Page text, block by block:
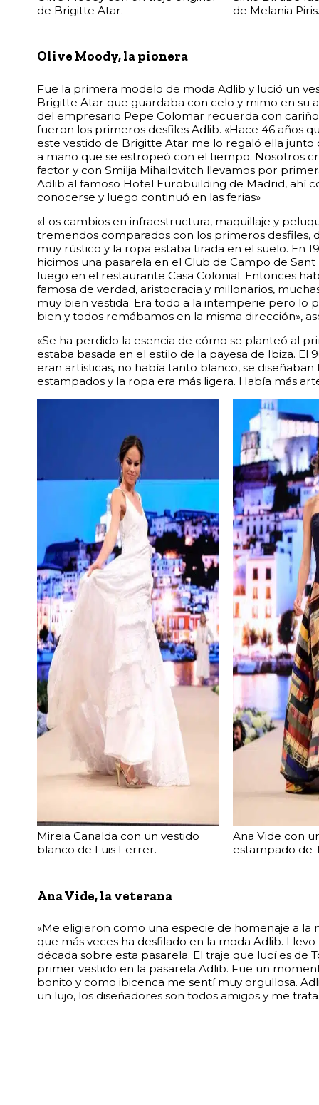
de Brigitte Atar.
de Melania
Olive Moody, la pionera
Fue la primera modelo de moda Adlib y lució un
Brigitte Atar que guardaba con celo y mimo en su
del empresario Pepe Colomar recuerda con
fueron los primeros desfiles Adlib. «Hace 46 años
este vestido de Brigitte Atar me lo regaló ella
a mano que se estropeó con el tiempo. Nosotros
factor y con Smilja Mihailovitch llevamos por
Adlib al famoso Hotel Eurobuilding de Madrid, ahí
conocerse y luego continuó en las ferias»
«Los cambios en infraestructura, maquillaje y
tremendos comparados con los primeros desfiles,
muy rústico y la ropa estaba tirada en el suelo. En
hicimos una pasarela en el Club de Campo de Sant
luego en el restaurante Casa Colonial. Entonces
famosa de verdad, aristocracia y millonarios,
muy bien vestida. Era todo a la intemperie pero lo
bien y todos remábamos en la misma dirección»,
«Se ha perdido la esencia de cómo se planteó al
estaba basada en el estilo de la payesa de Ibiza. El
eran artísticas, no había tanto blanco, se
estampados y la ropa era más ligera. Había más
Mireia Canalda con un vestido
blanco de Luis Ferrer.
Ana Vide con
estampado de
Ana Vide, la veterana
«Me eligieron como una especie de homenaje a la
que más veces ha desfilado en la moda Adlib. Llevo
década sobre esta pasarela. El traje que lucí es de
primer vestido en la pasarela Adlib. Fue un
bonito y como ibicenca me sentí muy orgullosa.
un lujo, los diseñadores son todos amigos y me